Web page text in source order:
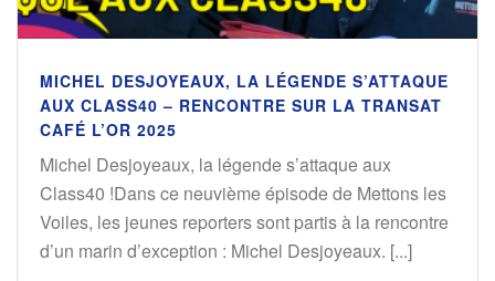
MICHEL DESJOYEAUX, LA LÉGENDE S’ATTAQUE
AUX CLASS40 – RENCONTRE SUR LA TRANSAT
CAFÉ L’OR 2025
Michel Desjoyeaux, la légende s’attaque aux
Class40 !Dans ce neuvième épisode de Mettons les
Voiles, les jeunes reporters sont partis à la rencontre
d’un marin d’exception : Michel Desjoyeaux. [...]